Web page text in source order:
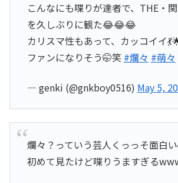
こんなにも喋りが達者で、THE・
を久しぶりに観た😂😂😂
カリスマ性もあって、カッコイイ
ファンになりそう🤭笑 #爛々 #萌々
— genki (@gnkboy0516) May 5,
爛々？っていう芸人くっっそ面白
初めて見たけど喋りうますぎる